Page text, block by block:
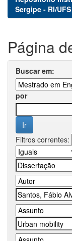
Sergipe - RI/UFS
Página
Buscar em:
por
Filtros correntes: